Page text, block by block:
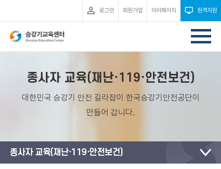
로그인 회원가입 마이페이지 원격지원
종사자 교육(재난·119·안전보건)
대한민국 승강기 안전 길라잡이 한국승강기안전공단이
만들어 갑니다.
종사자 교육(재난·119·안전보건)